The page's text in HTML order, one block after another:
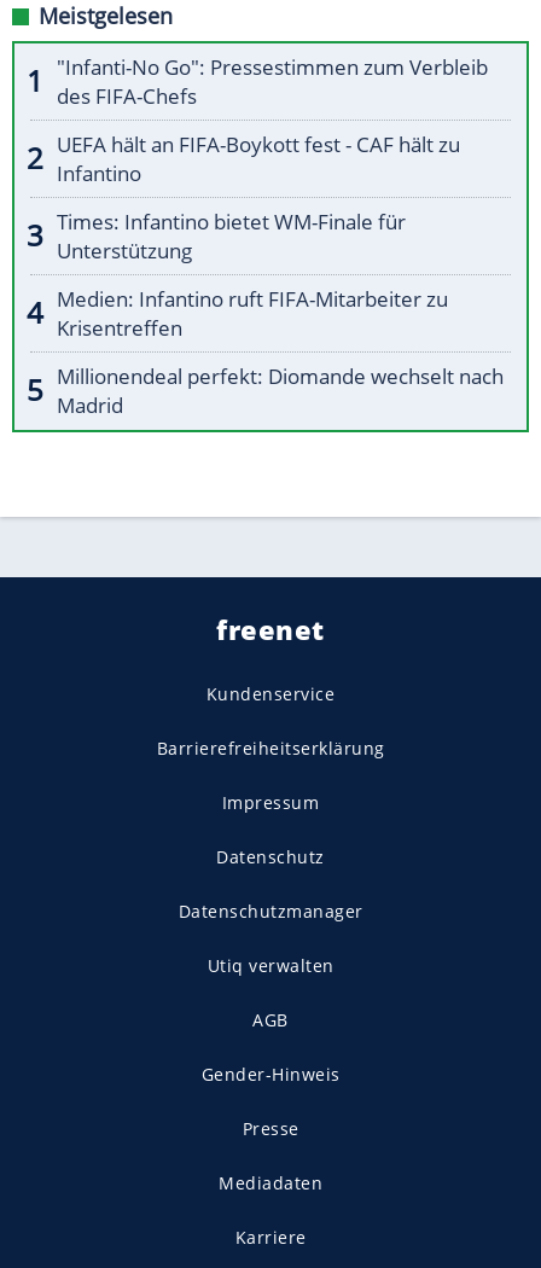
Meistgelesen
"Infanti-No Go": Pressestimmen zum Verbleib
des FIFA-Chefs
UEFA hält an FIFA-Boykott fest - CAF hält zu
Infantino
Times: Infantino bietet WM-Finale für
Unterstützung
Medien: Infantino ruft FIFA-Mitarbeiter zu
Krisentreffen
Millionendeal perfekt: Diomande wechselt nach
Madrid
freenet
Kundenservice
Barrierefreiheitserklärung
Impressum
Datenschutz
Datenschutzmanager
Utiq verwalten
AGB
Gender-Hinweis
Presse
Mediadaten
Karriere